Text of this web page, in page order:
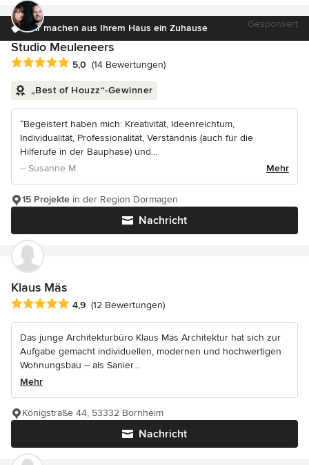
Wir machen aus Ihrem Haus ein Zuhause Gesponsert
Studio Meuleneers
Durchschnittliche Bewertung: 5 von 5 Sternen
5,0 (14 Bewertungen)
„Best of Houzz“-Gewinner
“Begeistert haben mich: Kreativität, Ideenreichtum,
Individualität, Professionalität, Verständnis (auch für die
Hilferufe in der Bauphase) und...
– Susanne M.
Mehr
Nachricht
15 Projekte in der Region Dormagen
Klaus Mäs
Durchschnittliche Bewertung: 4.9 von 5 Sternen
4,9 (12 Bewertungen)
Das junge Architekturbüro Klaus Mäs Architektur hat sich zur
Aufgabe gemacht individuellen, modernen und hochwertigen
Wohnungsbau – als Sanier...
Mehr
Nachricht
Königstraße 44, 53332 Bornheim